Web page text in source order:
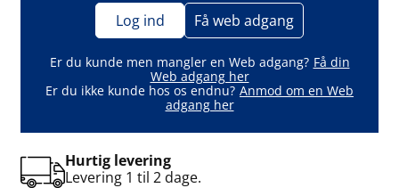
Log ind Få web adgang
Er du kunde men mangler en Web adgang? Få din
Web adgang her
Er du ikke kunde hos os endnu? Anmod om en Web
adgang her
Hurtig levering
Levering 1 til 2 dage.